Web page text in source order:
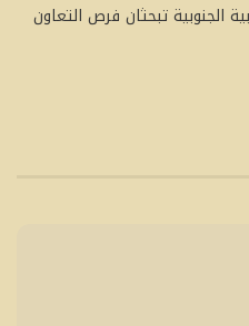
الجنوبية تبحثان فرص التعاون